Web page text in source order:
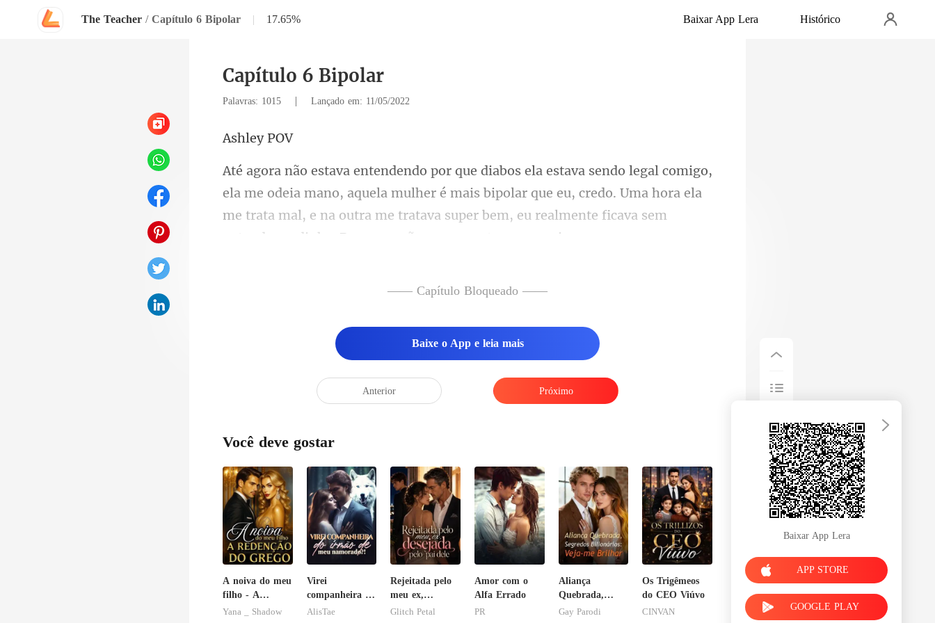
The Teacher / Capítulo 6 Bipolar | 17.65% Baixar App Lera Histórico
Capítulo 6 Bipolar
Palavras: 1015 | Lançado em: 11/05/2022
ley
mais bipolar que eu, credo. Uma hora ela
me trata mal, e na outra me tratava super bem, eu realmente ficava sem
—— Capítulo Bloqueado ——
Baixe o App e leia mais
Anterior Próximo
Você deve gostar
A noiva do meu
filho - A
Redenção do
Yana _ Shadow
Virei
companheira do
irmão de meu
AlisTae
Rejeitada pelo
meu ex,
desejada pelo
Glitch Petal
Amor com o
Alfa Errado
PR
Aliança
Quebrada,
Segredos
Gay Parodi
Os Trigêmeos
do CEO Viúvo
CINVAN
Baixar App Lera
APP STORE
GOOGLE PLAY